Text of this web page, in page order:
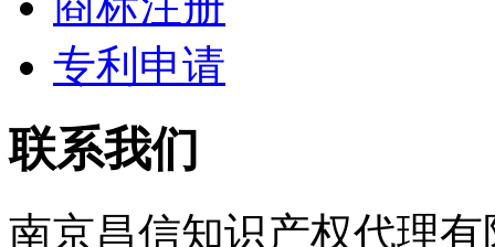
专利申请
联系我们
南京昌信知识产权代理有